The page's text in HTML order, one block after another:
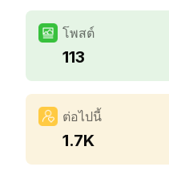
โพสต์
113
ต่อไปนี้
1.7K